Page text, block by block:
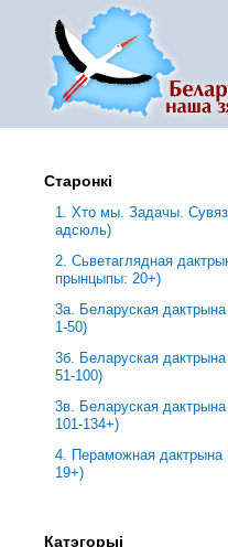
Старонкі
1. Хто мы. Задачы.
адсюль)
2. Сьветаглядная
прынцыпы: 20+)
3a. Беларуская
1-50)
3б. Беларуская
51-100)
3в. Беларуская
101-134+)
4. Пераможная
19+)
Катэгорыі